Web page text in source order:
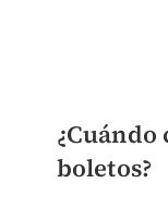
boletos?